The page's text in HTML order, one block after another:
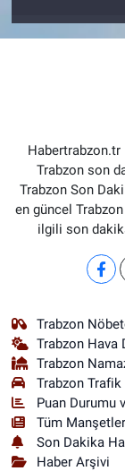
Habertrabzon.tr
Trabzon son
Trabzon Son
en güncel
ilgili son
Trabzon
Trabzon Hava
Trabzon
Trabzon
Puan Durumu
Tüm Manşetler
Son Dakika
Haber Arşivi